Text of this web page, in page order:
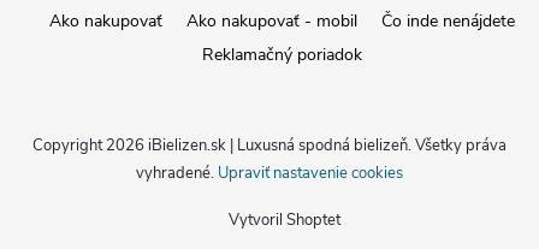
Ako nakupovať
Ako nakupovať - mobil
Čo inde nenájdete
Reklamačný poriadok
Vytvoril Shoptet
Copyright 2026 iBielizen.sk | Luxusná spodná bielizeň. Všetky práva
vyhradené. Upraviť nastavenie cookies